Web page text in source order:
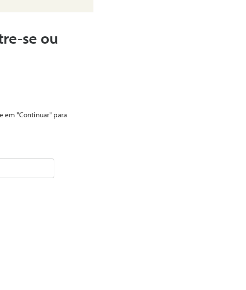
se ou
em "Continuar" para